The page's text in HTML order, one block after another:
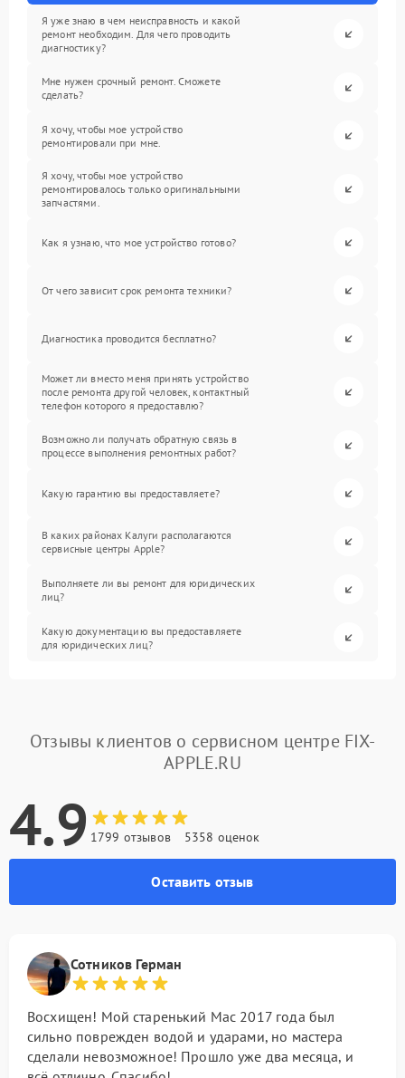
Я уже знаю в чем неисправность и какой
ремонт необходим. Для чего проводить
диагностику?
Мне нужен срочный ремонт. Сможете
сделать?
Я хочу, чтобы мое устройство
ремонтировали при мне.
Я хочу, чтобы мое устройство
ремонтировалось только оригинальными
запчастями.
Как я узнаю, что мое устройство готово?
От чего зависит срок ремонта техники?
Диагностика проводится бесплатно?
Может ли вместо меня принять устройство
после ремонта другой человек, контактный
телефон которого я предоставлю?
Возможно ли получать обратную связь в
процессе выполнения ремонтных работ?
Какую гарантию вы предоставляете?
В каких районах Калуги располагаются
сервисные центры Apple?
Выполняете ли вы ремонт для юридических
лиц?
Какую документацию вы предоставляете
для юридических лиц?
Отзывы клиентов о сервисном центре FIX-
APPLE.RU
4.9 1799 отзывов 5358 оценок
Оставить отзыв
Сотников Герман
Восхищен! Мой старенький Mac 2017 года был
сильно поврежден водой и ударами, но мастера
сделали невозможное! Прошло уже два месяца, и